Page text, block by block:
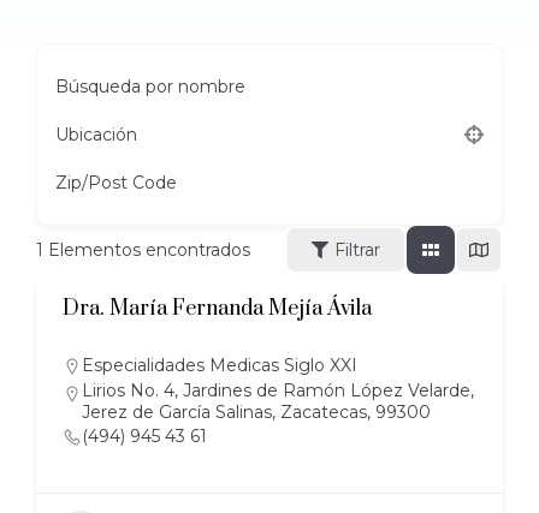
Búsqueda por nombre
Ubicación
Zip/Post Code
1 Elementos encontrados Filtrar
Dra. María Fernanda Mejía Ávila
Especialidades Medicas Siglo XXI
Lirios No. 4, Jardines de Ramón López Velarde,
Jerez de García Salinas, Zacatecas, 99300
(494) 945 43 61